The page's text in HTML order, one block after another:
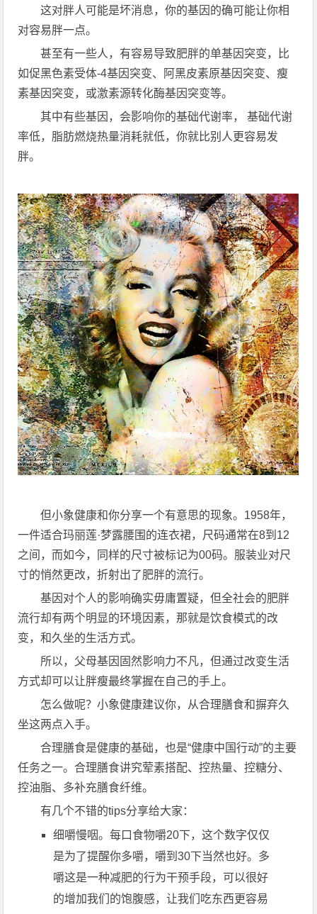
这对胖人可能是坏消息，你的基因的确可能让你相
对容易胖一点。
甚至有一些人，有容易导致肥胖的单基因突变，比
如促黑色素受体-4基因突变、阿黑皮素原基因突变、瘦
素基因突变，或激素源转化酶基因突变等。
其中有些基因，会影响你的基础代谢率， 基础代谢
率低，脂肪燃烧热量消耗就低，你就比别人更容易发
胖。
但小象健康和你分享一个有意思的现象。1958年，
一件适合玛丽莲·梦露腰围的连衣裙，尺码通常在8到12
之间，而如今，同样的尺寸被标记为00码。服装业对尺
寸的悄然更改，折射出了肥胖的流行。
基因对个人的影响确实毋庸置疑，但全社会的肥胖
流行却有两个明显的环境因素，那就是饮食模式的改
变，和久坐的生活方式。
所以，父母基因固然影响力不凡，但通过改变生活
方式却可以让胖瘦最终掌握在自己的手上。
怎么做呢？小象健康建议你，从合理膳食和摒弃久
坐这两点入手。
合理膳食是健康的基础，也是“健康中国行动”的主要
任务之一。合理膳食讲究荤素搭配、控热量、控糖分、
控油脂、多补充膳食纤维。
有几个不错的tips分享给大家：
细嚼慢咽。每口食物嚼20下，这个数字仅仅
是为了提醒你多嚼，嚼到30下当然也好。多
嚼这是一种减肥的行为干预手段，可以很好
的增加我们的饱腹感，让我们吃东西更容易